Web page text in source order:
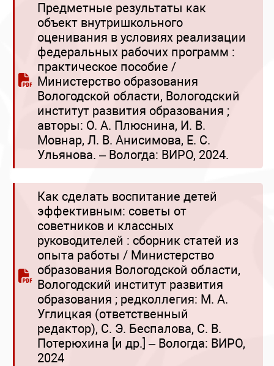
Предметные результаты как
объект внутришкольного
оценивания в условиях реализации
федеральных рабочих программ :
практическое пособие /
Министерство образования
Вологодской области, Вологодский
институт развития образования ;
авторы: О. А. Плюснина, И. В.
Мовнар, Л. В. Анисимова, Е. С.
Ульянова. – Вологда: ВИРО, 2024.
Как сделать воспитание детей
эффективным: советы от
советников и классных
руководителей : сборник статей из
опыта работы / Министерство
образования Вологодской области,
Вологодский институт развития
образования ; редколлегия: М. А.
Углицкая (ответственный
редактор), С. Э. Беспалова, С. В.
Потерюхина [и др.] – Вологда: ВИРО,
2024